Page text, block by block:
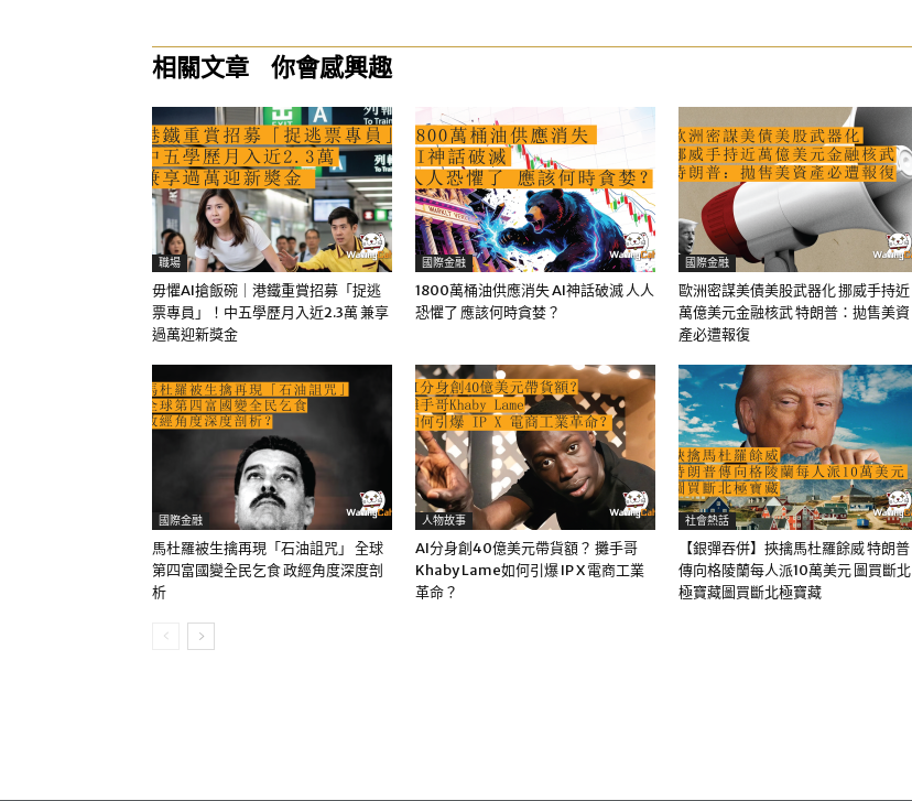
相關文章 你會感興趣
職場
毋懼AI搶飯碗｜港鐵重賞招募「捉逃
票專員」！中五學歷月入近2.3萬 兼享
過萬迎新獎金
國際金融
1800萬桶油供應消失 AI神話破滅 人人
恐懼了 應該何時貪婪？
國際金融
歐洲密謀美債美股武器化 挪威手持近
萬億美元金融核武 特朗普：拋售美資
產必遭報復
國際金融
馬杜羅被生擒再現「石油詛咒」 全球
第四富國變全民乞食 政經角度深度剖
析
人物故事
AI分身創40億美元帶貨額？ 攤手哥
Khaby Lame如何引爆 IP X 電商工業
革命？
社會熱話
【銀彈吞併】挾擒馬杜羅餘威 特朗普
傳向格陵蘭每人派10萬美元 圖買斷北
極寶藏圖買斷北極寶藏